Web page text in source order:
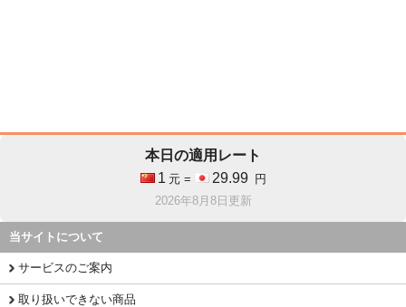
本日の適用レート
1 元 = 29.99
円
2026年8月8日更新
当サイトについて
サービスのご案内
取り扱いできない商品